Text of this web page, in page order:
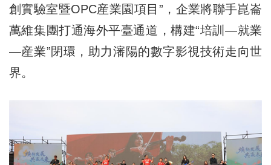
創實驗室暨OPC産業園項目”，企業將聯手崑崙
萬維集團打通海外平臺通道，構建“培訓—就業
—産業”閉環，助力瀋陽的數字影視技術走向世
界。